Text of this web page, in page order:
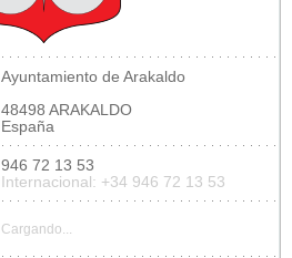
Ayuntamiento de Arakaldo
48498 ARAKALDO
España
946 72 13 53
Internacional: +34 946 72 13 53
Cargando...